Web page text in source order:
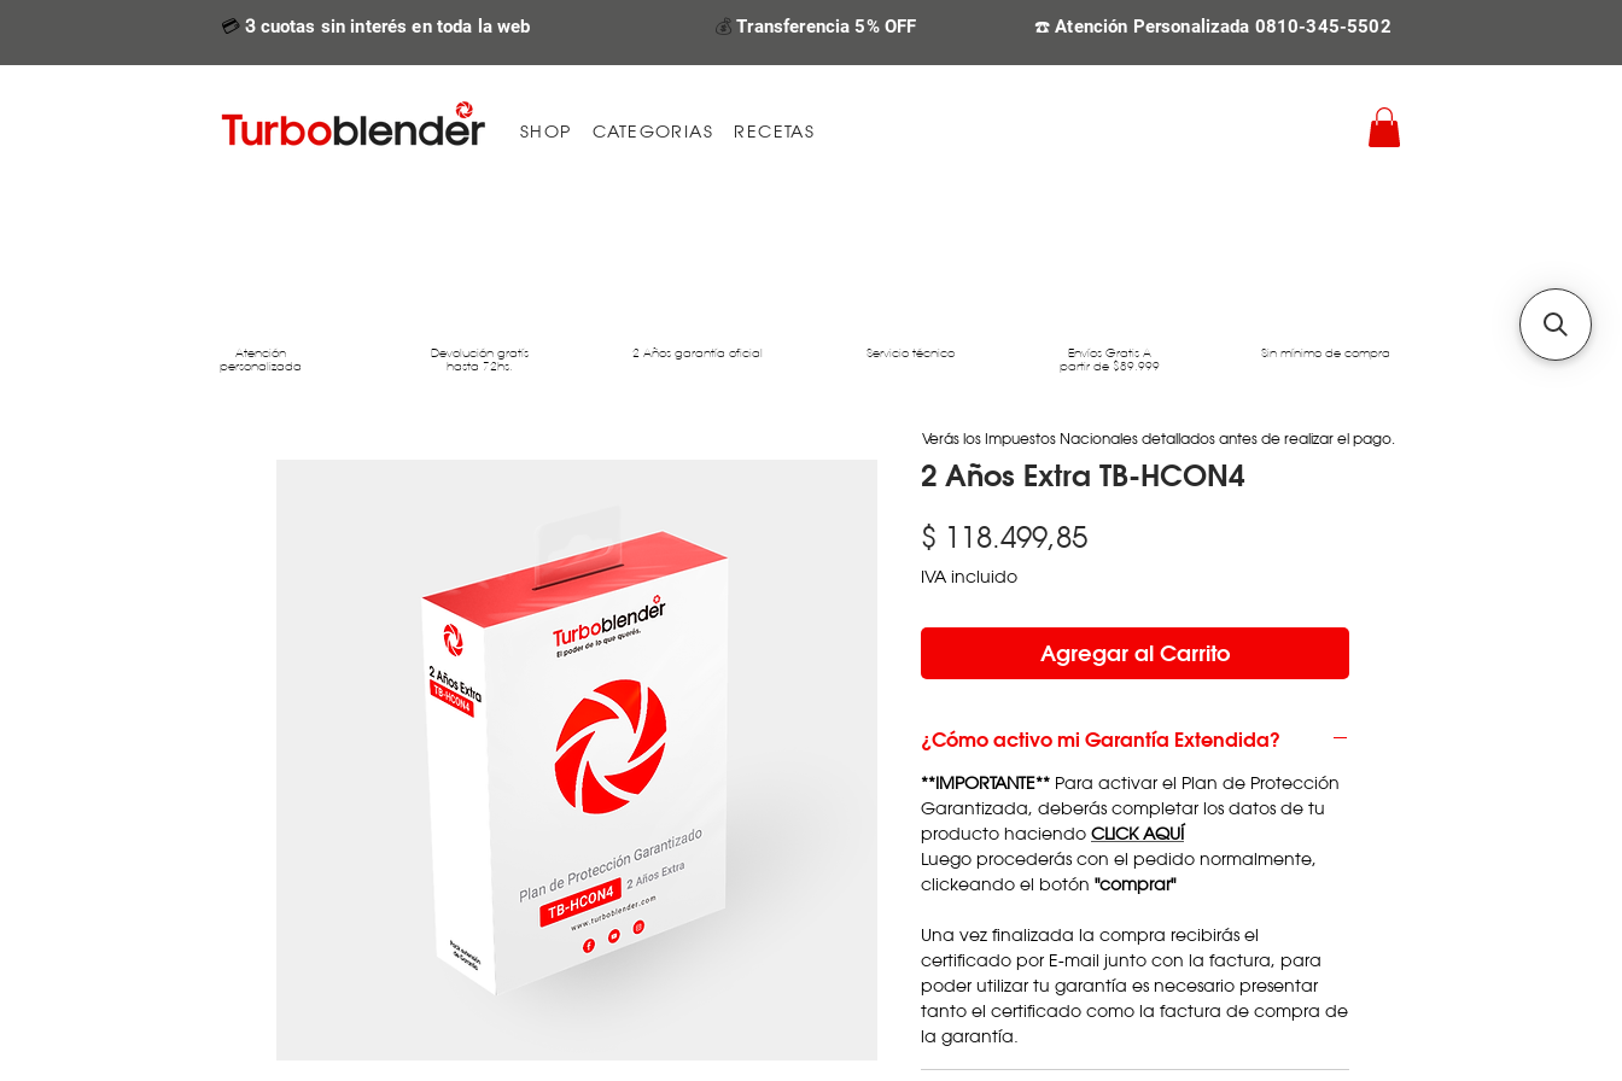
💳 3 cuotas sin interés en toda la web 💰Transferencia 5% OFF ☎️ Atención Personalizada 0810-345-5502
SHOP CATEGORIAS RECETAS
Atención
personalizada
Devolución gratís
hasta 72hs.
2 Años garantía oficial Servicio técnico
Envíos Gratis A
partir de $89.999
Sin mínimo de compra
2 Años Extra TB-HCON4
$ 118.499,85Precio
IVA incluido
Agregar al Carrito
¿Cómo activo mi Garantía Extendida?
**IMPORTANTE** Para activar el Plan de Protección
Garantizada, deberás completar los datos de tu
producto haciendo CLICK AQUÍ
Luego procederás con el pedido normalmente,
clickeando el botón "comprar"
Una vez finalizada la compra recibirás el
certificado por E-mail junto con la factura, para
poder utilizar tu garantía es necesario presentar
tanto el certificado como la factura de compra de
la garantía.
Verás los Impuestos Nacionales detallados antes de realizar el pago.